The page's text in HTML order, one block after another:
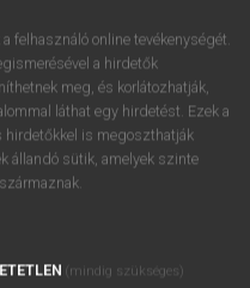
felhasználó online tevékenységét.
a hirdetők
meg, és korlátozhatják,
láthat egy hirdetést. Ezek a
hirdetőkkel is megoszthatják
állandó sütik, amelyek szinte
(mindig szükséges)